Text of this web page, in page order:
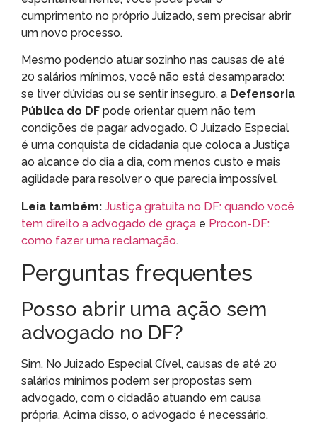
cumprimento no próprio Juizado, sem precisar abrir
um novo processo.
Mesmo podendo atuar sozinho nas causas de até
20 salários mínimos, você não está desamparado:
se tiver dúvidas ou se sentir inseguro, a Defensoria
Pública do DF pode orientar quem não tem
condições de pagar advogado. O Juizado Especial
é uma conquista de cidadania que coloca a Justiça
ao alcance do dia a dia, com menos custo e mais
agilidade para resolver o que parecia impossível.
Leia também: Justiça gratuita no DF: quando você
tem direito a advogado de graça e Procon-DF:
como fazer uma reclamação.
Perguntas frequentes
Posso abrir uma ação sem
advogado no DF?
Sim. No Juizado Especial Cível, causas de até 20
salários mínimos podem ser propostas sem
advogado, com o cidadão atuando em causa
própria. Acima disso, o advogado é necessário.